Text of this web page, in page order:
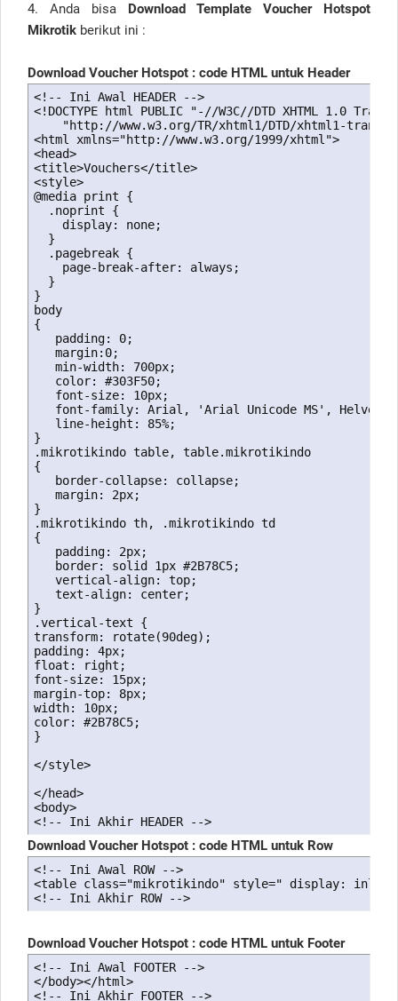
4. Anda bisa Download Template Voucher Hotspot
Mikrotik berikut ini :
Download Voucher Hotspot : code HTML untuk Header
<!-- Ini Awal HEADER -->
<!DOCTYPE html PUBLIC "-//W3C//DTD XHTML 1.0
"http://www.w3.org/TR/xhtml1/DTD/xhtml1-
<html xmlns="http://www.w3.org/1999/xhtml">
<head>
<title>Vouchers</title>
<style>
@media print {
  .noprint {
    display: none;
  }
  .pagebreak {
    page-break-after: always;
  }
}
body
{
   padding: 0;
   margin:0;
   min-width: 700px;
   color: #303F50;
   font-size: 10px;
font-family: Arial, 'Arial Unicode MS',
   line-height: 85%;
}
.mikrotikindo table, table.mikrotikindo
{
   border-collapse: collapse;
   margin: 2px;
}
.mikrotikindo th, .mikrotikindo td
{
   padding: 2px;
   border: solid 1px #2B78C5;
   vertical-align: top;
   text-align: center;
}
.vertical-text {
transform: rotate(90deg);
padding: 4px;
float: right;
font-size: 15px;
margin-top: 8px;
width: 10px;
color: #2B78C5;
}
</style>
</head>
<body>
<!-- Ini Akhir HEADER -->
Download Voucher Hotspot : code HTML untuk Row
<!-- Ini Awal ROW -->
<table class="mikrotikindo" style=" display:
<!-- Ini Akhir ROW -->
Download Voucher Hotspot : code HTML untuk Footer
<!-- Ini Awal FOOTER -->
</body></html>
<!-- Ini Akhir FOOTER -->